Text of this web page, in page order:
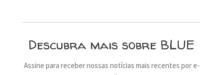
Descubra mais sobre BLUE
Assine para receber nossas notícias mais recentes por e-